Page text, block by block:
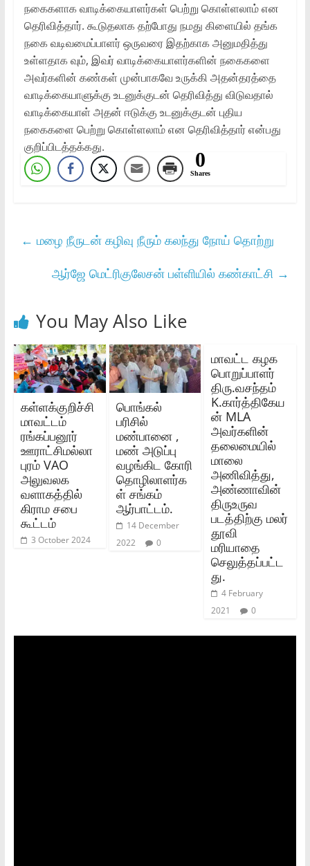
நகைகளாக வாடிக்கையாளர்கள் பெற்று கொள்ளலாம் என
தெரிவித்தார். கூடுதலாக தற்போது நமது கிளையில் தங்க
நகை வடிவமைப்பாளர் ஒருவரை இதற்காக அனுமதித்து
உள்ளதாக வும், இவர் வாடிக்கையாளர்களின் நகைகளை
அவர்களின் கண்கள் முன்பாகவே உருக்கி அதன்தரத்தை
வாடிக்கையாளுக்கு உடனுக்குடன் தெரிவித்து விடுவதால்
வாடிக்கையாள் அதன் ஈடுக்கு உடனுக்குடன் புதிய
நகைகளை பெற்று கொள்ளலாம் என தெரிவித்தார் என்பது
குறிப்பிடத்தக்கது.
0
Shares
← மழை நீருடன் கழிவு நீரும் கலந்து நோய் தொற்று
ஆர்ஜே மெட்ரிகுலேசன் பள்ளியில் கண்காட்சி →
You May Also Like
கள்ளக்குறிச்சி
மாவட்டம்
ரங்கப்பனூர்
ஊராட்சிமல்லா
புரம் VAO
அலுவலக
வளாகத்தில்
கிராம சபை
கூட்டம்
3 October 2024
பொங்கல்
பரிசில்
மண்பானை ,
மண் அடுப்பு
வழங்கிட கோரி
தொழிலாளர்க
ள் சங்கம்
ஆர்பாட்டம்.
14 December
2022
0
மாவட்ட கழக
பொறுப்பாளர்
திரு.வசந்தம்
K.கார்த்திகேய
ன் MLA
அவர்களின்
தலைமையில்
மாலை
அணிவித்து,
அண்ணாவின்
திருஉருவ
படத்திற்கு மலர்
தூவி
மரியாதை
செலுத்தப்பட்ட
து.
4 February
2021
0